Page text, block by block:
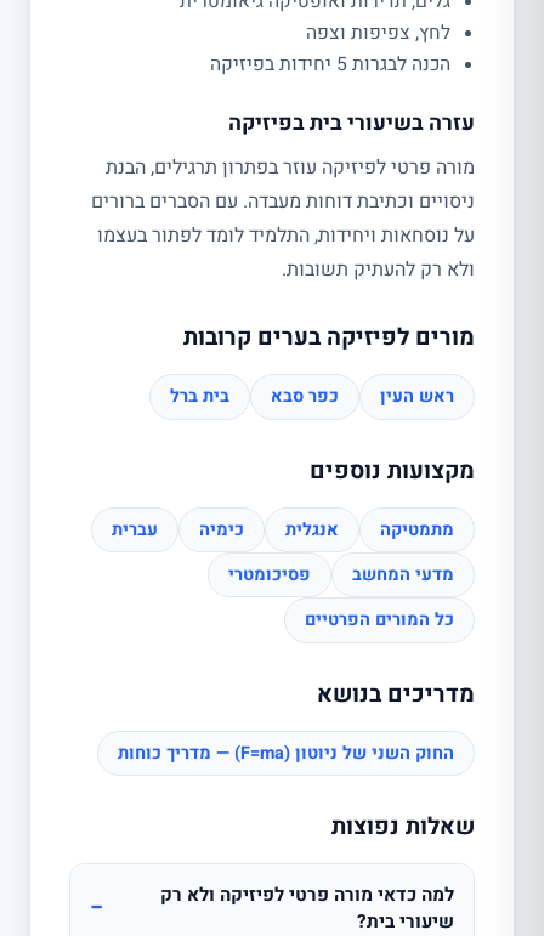
לחץ, צפיפות וצפה
הכנה לבגרות 5 יחידות בפיזיקה
עזרה בשיעורי בית בפיזיקה
מורה פרטי לפיזיקה עוזר בפתרון תרגילים, הבנת
ניסויים וכתיבת דוחות מעבדה. עם הסברים ברורים
על נוסחאות ויחידות, התלמיד לומד לפתור בעצמו
ולא רק להעתיק תשובות.
מורים לפיזיקה בערים קרובות
ראש העין כפר סבא בית ברל
מקצועות נוספים
מתמטיקה אנגלית כימיה
עברית
מדעי המחשב
פסיכומטרי
כל המורים הפרטיים
מדריכים בנושא
החוק השני של ניוטון (F=ma) — מדריך כוחות
שאלות נפוצות
למה כדאי מורה פרטי לפיזיקה ולא רק
שיעורי בית?
−